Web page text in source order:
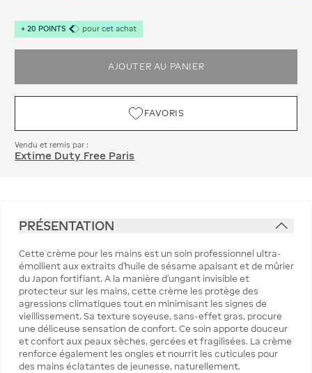
+ 20 POINTS pour cet achat
AJOUTER AU PANIER
FAVORIS
Vendu et remis par :
Extime Duty Free Paris
PRÉSENTATION
Cette crème pour les mains est un soin professionnel ultra-
émollient aux extraits d'huile de sésame apaisant et de mûrier
du Japon fortifiant. A la manière d'ungant invisible et
protecteur sur les mains, cette crème les protège des
agressions climatiques tout en minimisant les signes de
vieillissement. Sa texture soyeuse, sans-effet gras, procure
une déliceuse sensation de confort. Ce soin apporte douceur
et confort aux peaux sèches, gercées et fragilisées. La crème
renforce également les ongles et nourrit les cuticules pour
des mains éclatantes de jeunesse, naturellement.